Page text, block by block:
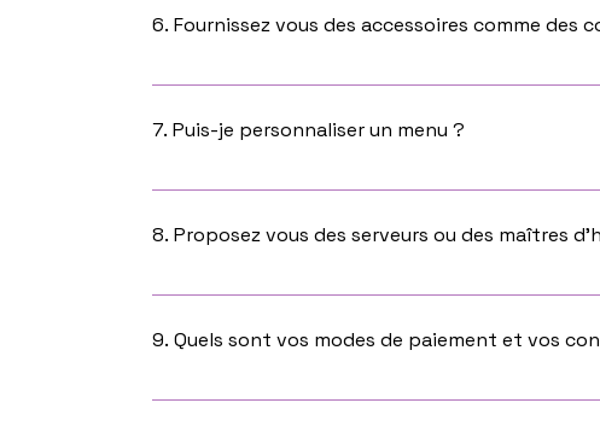
6. Fournissez vous des accessoires comme des
Non cela n'est pas fourni dans la prestation mais
7. Puis-je personnaliser un menu ?
Vous pouvez nous contacter au 06.64.86.18.08
8. Proposez vous des serveurs ou des maîtres
Oui ! Vous pouvez retrouver les différents services
9. Quels sont vos modes de paiement et vos
Le règlement sécurisé se fait directement sur le